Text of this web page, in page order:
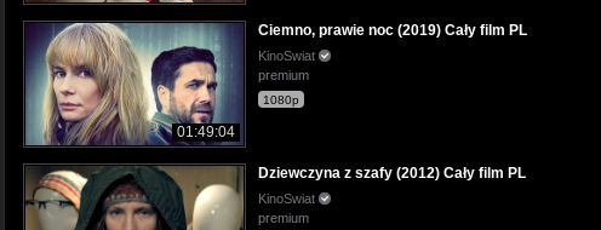
01:49:04
Ciemno, prawie noc (2019) Cały film PL
KinoSwiat
premium
1080p
Dziewczyna z szafy (2012) Cały film PL
KinoSwiat
premium